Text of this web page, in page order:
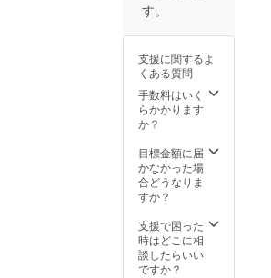
シャツ
まし
た。 他
では購
入出来
ないT
を手に
して共
に 柔道
整復師
のプラ
イド
を！
す。
支援に関するよ
くある質問
手数料はいく
らかかります
か？
目標金額に届
かなかった場
合どうなりま
すか？
支援で困った
時はどこに相
談したらいい
ですか？